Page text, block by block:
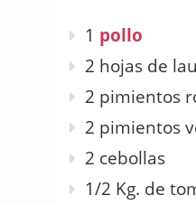
1 pollo
2 hojas de
2 pimientos
2 pimientos
2 cebollas
1/2 Kg. de